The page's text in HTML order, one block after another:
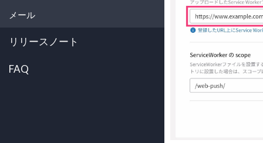
メール
リリースノート
FAQ